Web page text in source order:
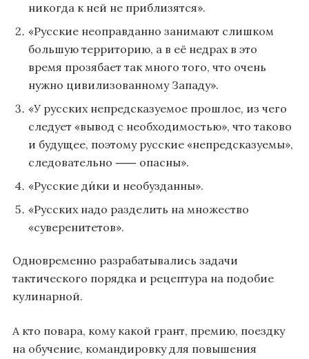
никогда к ней не приблизятся».
«Русские неоправданно занимают слишком
большую территорию, а в её недрах в это
время прозябает так много того, что очень
нужно цивилизованному Западу».
«У русских непредсказуемое прошлое, из чего
следует «вывод с необходимостью», что таково
и будущее, поэтому русские «непредсказуемы»,
следовательно ⸺ опасны».
«Русские ди́ки и необузданны».
«Русских надо разделить на множество
«суверенитетов».
Одновременно разрабатывались задачи
тактического порядка и рецептура на подобие
кулинарной.
А кто повара, кому какой грант, премию, поездку
на обучение, командировку для повышения